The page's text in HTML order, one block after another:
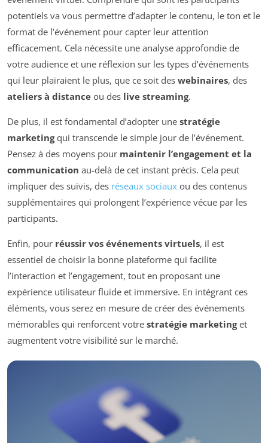
potentiels va vous permettre d’adapter le contenu, le ton et le
format de l’événement pour capter leur attention
efficacement. Cela nécessite une analyse approfondie de
votre audience et une réflexion sur les types d’événements
qui leur plairaient le plus, que ce soit des webinaires, des
ateliers à distance ou des live streaming.
De plus, il est fondamental d’adopter une stratégie
marketingqui transcende le simple jour de l’événement.
Pensez à des moyens pour maintenir l’engagement et la
communication au-delà de cet instant précis. Cela peut
impliquer des suivis, des réseaux sociaux ou des contenus
supplémentaires qui prolongent l’expérience vécue par les
participants.
Enfin, pour réussir vos événements virtuels, il est
essentiel de choisir la bonne plateforme qui facilite
l’interaction et l’engagement, tout en proposant une
expérience utilisateur fluide et immersive. En intégrant ces
éléments, vous serez en mesure de créer des événements
mémorables qui renforcent votre stratégie marketinget
augmentent votre visibilité sur le marché.